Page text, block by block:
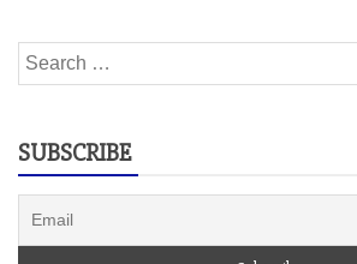
Search
for:
SUBSCRIBE